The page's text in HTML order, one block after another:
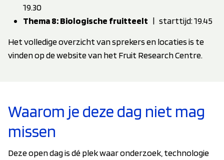
19.30
Thema 8: Biologische fruitteelt | starttijd: 19.45
Het volledige overzicht van sprekers en locaties is te
vinden op de website van het Fruit Research Centre.
Waarom je deze dag niet mag
missen
Deze open dag is dé plek waar onderzoek, technologie